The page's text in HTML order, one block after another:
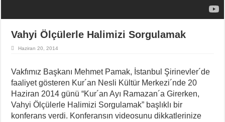
Vahyi Ölçülerle Halimizi Sorgulamak
Haziran 20, 2014
Vakfımız Başkanı Mehmet Pamak, İstanbul Şirinevler´de
faaliyet gösteren Kur´an Nesli Kültür Merkezi´nde 20
Haziran 2014 günü “Kur´an Ayı Ramazan´a Girerken,
Vahyi Ölçülerle Halimizi Sorgulamak” başlıklı bir
konferans verdi. Konferansın videosunu dikkatlerinize